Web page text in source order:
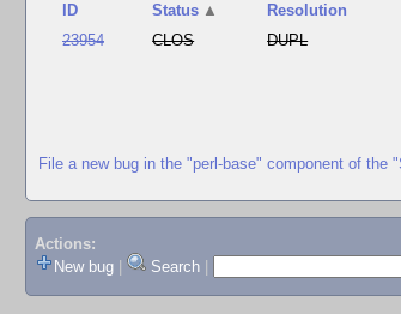
ID
Status ▲ Resolution
23954
CLOS DUPL
File a new bug in the "perl-base" component of the
Actions:
New bug
Search